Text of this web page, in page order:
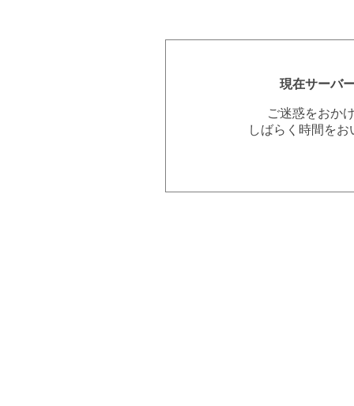
現在サーバ
ご迷惑をおか
しばらく時間を